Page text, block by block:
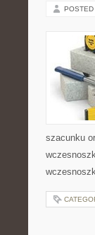
POSTED
szacunku